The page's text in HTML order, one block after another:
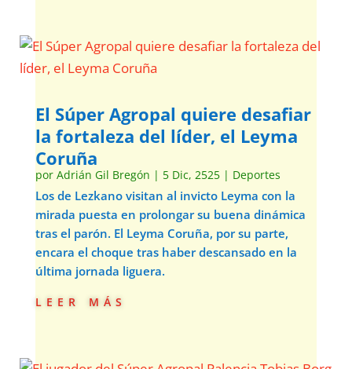
El Súper Agropal quiere desafiar
la fortaleza del líder, el Leyma
Coruña
por Adrián Gil Bregón | 5 Dic, 2525| Deportes
Los de Lezkano visitan al invicto Leyma con la
mirada puesta en prolongar su buena dinámica
tras el parón. El Leyma Coruña, por su parte,
encara el choque tras haber descansado en la
última jornada liguera.
leer más